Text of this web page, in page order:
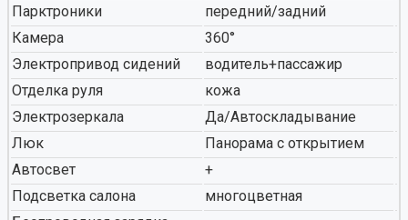
Парктроники
передний/задний
Камера
360°
Электропривод сидений
водитель+пассажир
Отделка руля
кожа
Электрозеркала
Да/Автоскладывание
Люк
Панорама с открытием
Автосвет
+
Подсветка салона
многоцветная